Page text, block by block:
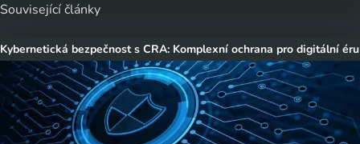
NBÚ
Osvědčení pro umožnění přístupu k utajované informaci
do stupně utajení TAJNÉ
Související články
Kybernetická bezpečnost s CRA: Komplexní ochrana pro digitální éru